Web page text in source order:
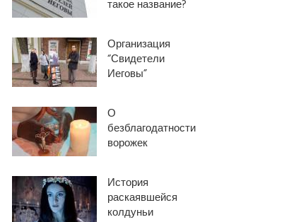
такое название?
Организация
“Свидетели
Иеговы”
О
безблагодатности
ворожек
История
раскаявшейся
колдуньи